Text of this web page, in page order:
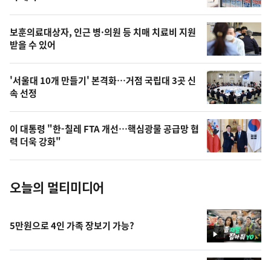
의
영
상
오
늘
의
사
진
보훈의료대상자, 인근 병·의원 등 치매 치료비 지원
받을 수 있어
'서울대 10개 만들기' 본격화…거점 국립대 3곳 신
속 선정
이 대통령 "한-칠레 FTA 개선…핵심광물 공급망 협
력 더욱 강화"
오늘의 멀티미디어
영
상
5만원으로 4인 가족 장보기 가능?